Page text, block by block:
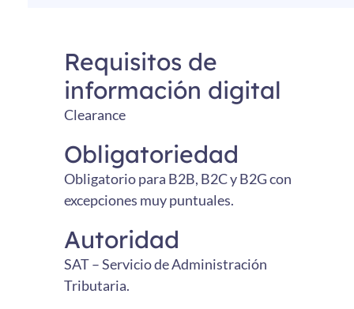
Requisitos de
información digital
Clearance
Obligatoriedad
Obligatorio para B2B, B2C y B2G con
excepciones muy puntuales.
Autoridad
SAT – Servicio de Administración
Tributaria.